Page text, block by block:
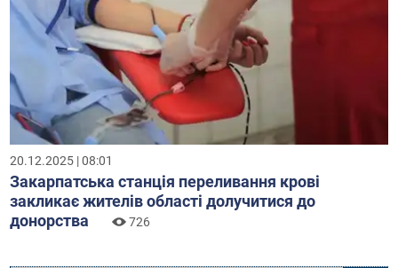
20.12.2025 | 08:01
Закарпатська станція переливання крові
закликає жителів області долучитися до
донорства
726